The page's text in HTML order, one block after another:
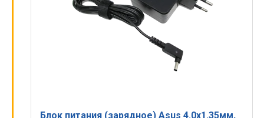
Блок питания (зарядное) Asus 4.0x1.35мм,